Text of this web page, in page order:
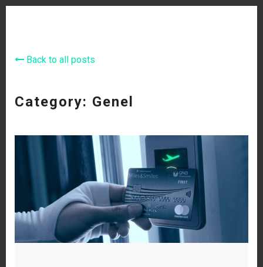
Back to all posts
Category: Genel